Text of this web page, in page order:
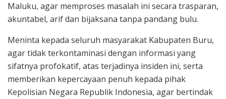
Maluku, agar memproses masalah ini secara trasparan,
akuntabel, arif dan bijaksana tanpa pandang bulu.
Meninta kepada seluruh masyarakat Kabupaten Buru,
agar tidak terkontaminasi dengan informasi yang
sifatnya profokatif, atas terjadinya insiden ini, serta
memberikan kepercayaan penuh kepada pihak
Kepolisian Negara Republik Indonesia, agar bertindak